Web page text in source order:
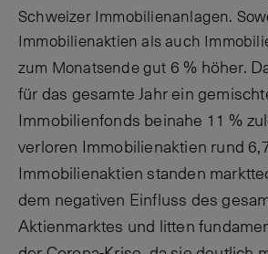
Schweizer Immobilienanlagen.
Immobilienaktien als auch
zum Monatsende gut 6 % höher.
für das gesamte Jahr ein
Immobilienfonds beinahe 11 %
verloren Immobilienaktien rund
Immobilienaktien standen
dem negativen Einfluss des
Aktienmarktes und litten